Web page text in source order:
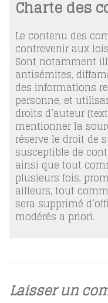
Charte des
Le contenu des
contrevenir aux
Sont notamment
antisémites,
des informations
personne, et
droits d’auteur
mentionner la
réserve le droit de
susceptible de
ainsi que tout
plusieurs fois,
ailleurs, tout
sera supprimé
modérés a priori.
Laisser un